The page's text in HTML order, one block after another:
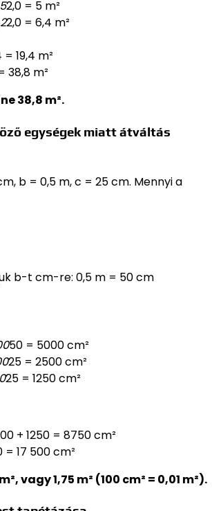
2,0 = 5 m²
2,0 = 6,4 m²
19,4 m²
38,8 m²
38,8 m².
egységek miatt átváltás
b = 0,5 m, c = 25 cm. Mennyi a
b-t cm-re: 0,5 m = 50 cm
50 = 5000 cm²
25 = 2500 cm²
25 = 1250 cm²
+ 1250 = 8750 cm²
17 500 cm²
vagy 1,75 m² (100 cm² = 0,01 m²).